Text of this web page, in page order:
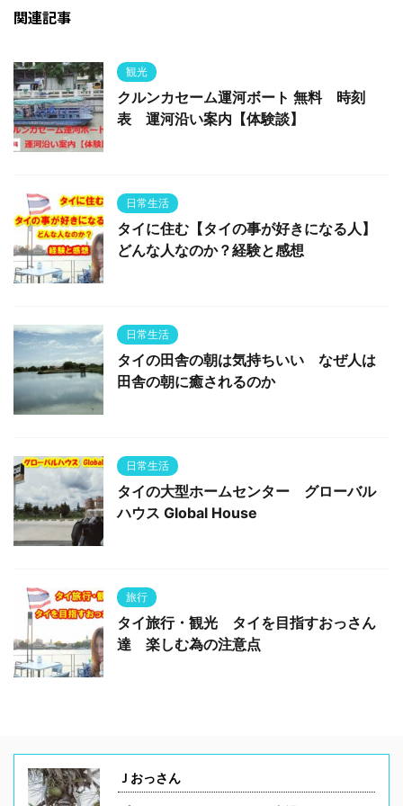
関連記事
観光
クルンカセーム運河ボート 無料 時刻
表 運河沿い案内【体験談】
日常生活
タイに住む【タイの事が好きになる人】
どんな人なのか？経験と感想
日常生活
タイの田舎の朝は気持ちいい なぜ人は
田舎の朝に癒されるのか
日常生活
タイの大型ホームセンター グローバル
ハウス Global House
旅行
タイ旅行・観光 タイを目指すおっさん
達 楽しむ為の注意点
Ｊおっさん